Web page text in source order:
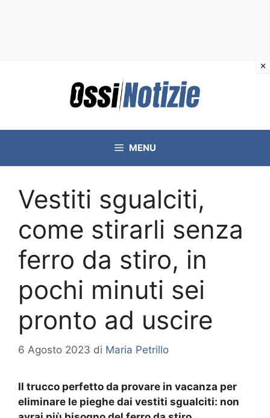
MENU
Vestiti sgualciti,
come stirarli senza
ferro da stiro, in
pochi minuti sei
pronto ad uscire
6 Agosto 2023 di Maria Petrillo
Il trucco perfetto da provare in vacanza per
eliminare le pieghe dai vestiti sgualciti: non